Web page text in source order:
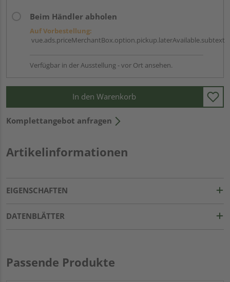
Beim Händler abholen
Auf Vorbestellung:
vue.ads.priceMerchantBox.option.pickup.laterAvailable.subtext
Verfügbar in der Ausstellung - vor Ort ansehen.
In den Warenkorb
Komplettangebot anfragen
Artikelinformationen
EIGENSCHAFTEN
DATENBLÄTTER
Passende Produkte